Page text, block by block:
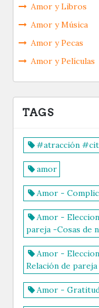
Amor y Libros
Amor y Música
Amor y Pecas
Amor y Películas
TAGS
#atracción
amor
Amor -
Amor -
pareja -Cosas de
Amor -
Relación de pareja
Amor -